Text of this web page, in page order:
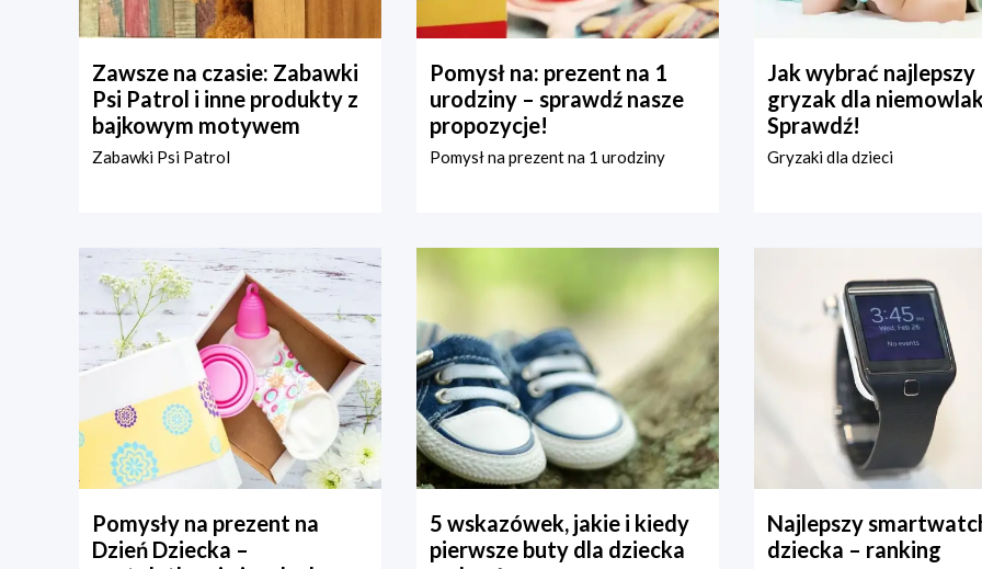
Zawsze na czasie: Zabawki
Psi Patrol i inne produkty z
bajkowym motywem
Zabawki Psi Patrol
Pomysł na: prezent na 1
urodziny – sprawdź nasze
propozycje!
Pomysł na prezent na 1 urodziny
Jak wybrać najlepszy
gryzak dla
Sprawdź!
Gryzaki dla dzieci
Pomysły na prezent na
Dzień Dziecka –
5 wskazówek, jakie i kiedy
pierwsze buty dla dziecka
Najlepszy
dziecka – ranking